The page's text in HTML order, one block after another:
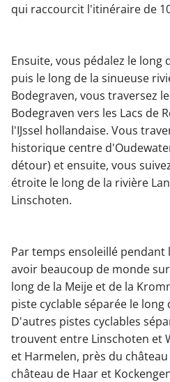
qui raccourcit l'itinéraire de
Ensuite, vous pédalez le long
puis le long de la sinueuse
Bodegraven, vous traversez
Bodegraven vers les Lacs de
l'IJssel hollandaise. Vous
historique centre
détour) et ensuite, vous
étroite le long de la rivière
Linschoten.
Par temps ensoleillé pendant
avoir beaucoup de monde
long de la Meije et de la
piste cyclable séparée le long
D'autres pistes cyclables
trouvent entre Linschoten et
et Harmelen, près du
château de Haar et